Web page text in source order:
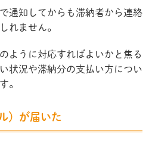
通知してからも滞納者から連絡
れません。
ように対応すればよいかと焦る
状況や滞納分の支払い方につい
。
）が届いた